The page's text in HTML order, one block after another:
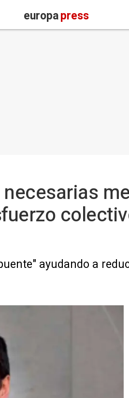
europapress
necesarias
ayudando a